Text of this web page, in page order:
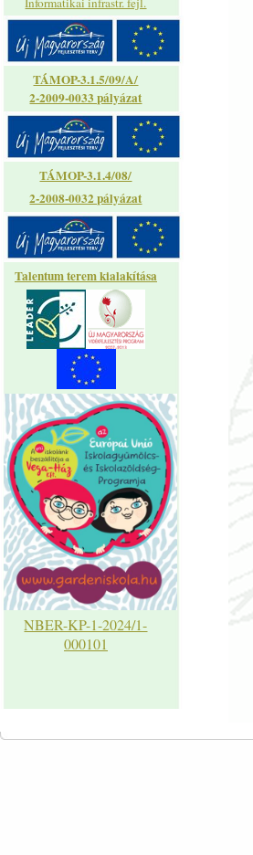
TÁMOP-3.1.5/09/A/
2-2009-0033 pályázat
TÁMOP-3.1.4/08/
2-2008-0032 pályázat
Talentum terem kialakítása
NBER-KP-1-2024/1-
000101